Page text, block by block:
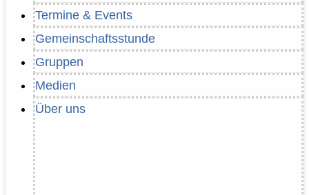
Termine & Events
Gemeinschaftsstunde
Gruppen
Medien
Über uns